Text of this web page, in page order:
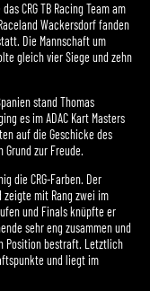
CRG TB Racing Team am
Wackersdorf fanden
Die Mannschaft um
gleich vier Siege und zehn
stand Thomas
es im ADAC Kart Masters
auf die Geschicke des
Grund zur Freude.
die CRG-Farben. Der
mit Rang zwei im
und Finals knüpfte er
sehr eng zusammen und
Position bestraft. Letztlich
und liegt im